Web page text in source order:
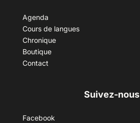
Agenda
Cours de langues
Chronique
Boutique
Contact
Suivez-nous
Facebook